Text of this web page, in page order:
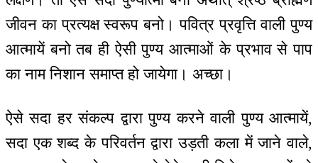
जीवन का प्रत्यक्ष स्वरूप बनो। पवित्र प्रवृत्ति वाली पुण्य
आत्मायें बनो तब ही ऐसी पुण्य आत्माओं के प्रभाव से पाप
का नाम निशान समाप्त हो जायेगा। अच्छा।
ऐसे सदा हर संकल्प द्वारा पुण्य करने वाली पुण्य आत्मायें,
सदा एक शब्द के परिवर्तन द्वारा उड़ती कला में जाने वाले,